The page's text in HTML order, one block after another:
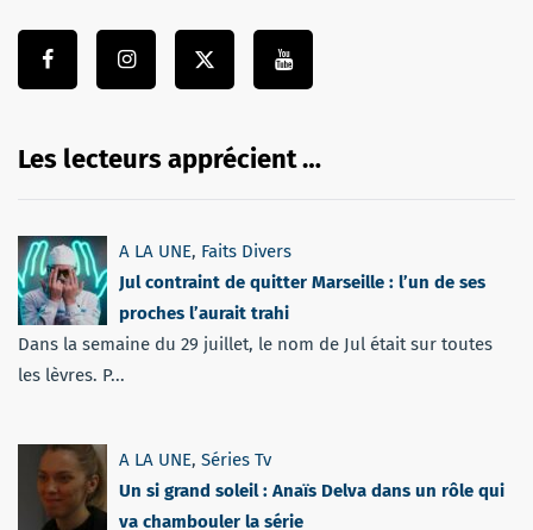
Les lecteurs apprécient …
A LA UNE, Faits Divers
Jul contraint de quitter Marseille : l’un de ses
proches l’aurait trahi
Dans la semaine du 29 juillet, le nom de Jul était sur toutes
les lèvres. P...
A LA UNE, Séries Tv
Un si grand soleil : Anaïs Delva dans un rôle qui
va chambouler la série